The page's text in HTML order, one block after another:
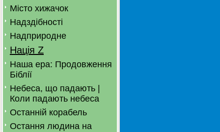
Місто хижачок
Надздібності
Надприродне
Нація Z
Наша ера: Продовження
Біблії
Небеса, що падають |
Коли падають небеса
Останній корабель
Остання людина на